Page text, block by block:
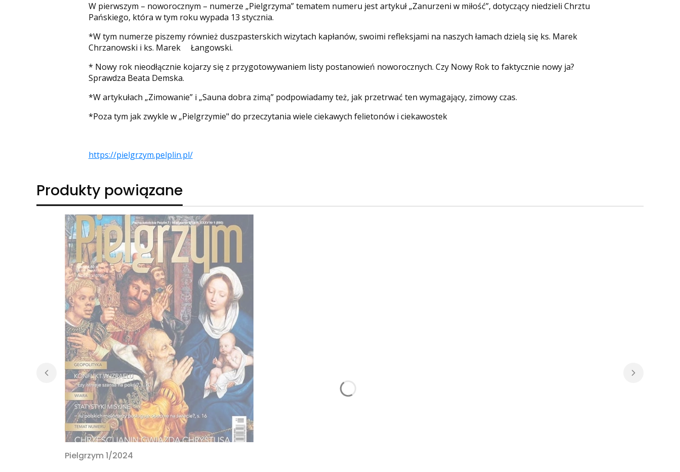
W pierwszym – noworocznym – numerze „Pielgrzyma” tematem numeru jest artykuł „Zanurzeni w miłość”, dotyczący niedzieli Chrztu
Pańskiego, która w tym roku wypada 13 stycznia.
*W tym numerze piszemy również duszpasterskich wizytach kapłanów, swoimi refleksjami na naszych łamach dzielą się ks. Marek
Chrzanowski i ks. Marek Łangowski.
* Nowy rok nieodłącznie kojarzy się z przygotowywaniem listy postanowień noworocznych. Czy Nowy Rok to faktycznie nowy ja?
Sprawdza Beata Demska.
*W artykułach „Zimowanie” i „Sauna dobra zimą” podpowiadamy też, jak przetrwać ten wymagający, zimowy czas.
*Poza tym jak zwykle w „Pielgrzymie" do przeczytania wiele ciekawych felietonów i ciekawostek
https://pielgrzym.pelplin.pl/
Produkty powiązane
Pielgrzym 1/2024